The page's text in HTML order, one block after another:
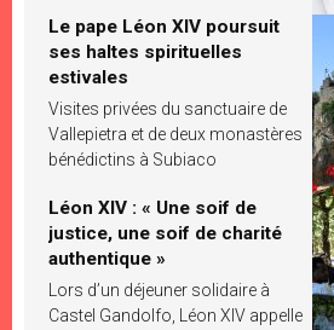
Le pape Léon XIV poursuit
ses haltes spirituelles
estivales
Visites privées du sanctuaire de
Vallepietra et de deux monastères
bénédictins à Subiaco
Léon XIV : « Une soif de
justice, une soif de charité
authentique »
Lors d’un déjeuner solidaire à
Castel Gandolfo, Léon XIV appelle